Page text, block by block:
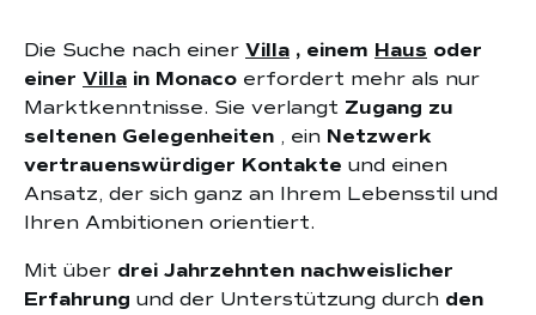
Die Suche nach einer Villa , einem Haus oder
einer Villa in Monaco erfordert mehr als nur
Marktkenntnisse. Sie verlangt Zugang zu
seltenen Gelegenheiten , ein Netzwerk
vertrauenswürdiger Kontakte und einen
Ansatz, der sich ganz an Ihrem Lebensstil und
Ihren Ambitionen orientiert.
Mit über drei Jahrzehnten nachweislicher
Erfahrung und der Unterstützung durch den